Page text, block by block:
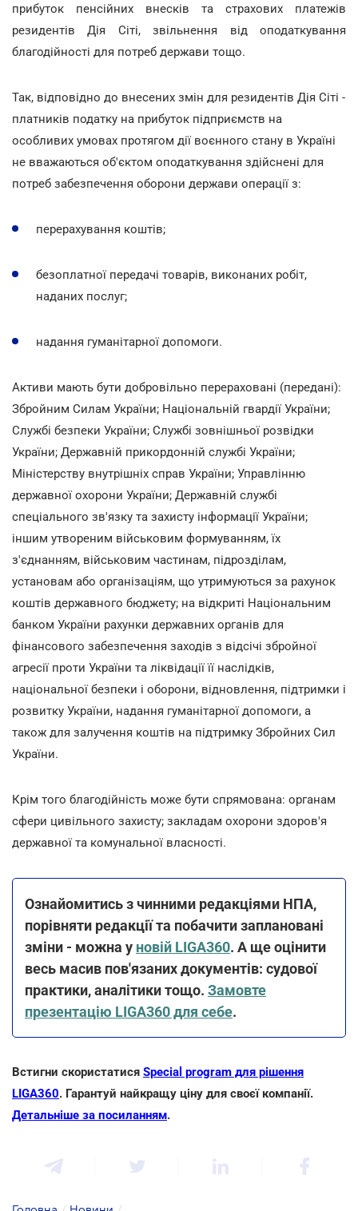
прибуток пенсійних внесків та страхових платежів
резидентів Дія Сіті, звільнення від оподаткування
благодійності для потреб держави тощо.
Так, відповідно до внесених змін для резидентів Дія Сіті -
платників податку на прибуток підприємств на
особливих умовах протягом дії воєнного стану в Україні
не вважаються об'єктом оподаткування здійснені для
потреб забезпечення оборони держави операції з:
перерахування коштів;
безоплатної передачі товарів, виконаних робіт,
наданих послуг;
надання гуманітарної допомоги.
Активи мають бути добровільно перераховані (передані):
Збройним Силам України; Національній гвардії України;
Службі безпеки України; Службі зовнішньої розвідки
України; Державній прикордонній службі України;
Міністерству внутрішніх справ України; Управлінню
державної охорони України; Державній службі
спеціального зв'язку та захисту інформації України;
іншим утвореним військовим формуванням, їх
з'єднанням, військовим частинам, підрозділам,
установам або організаціям, що утримуються за рахунок
коштів державного бюджету; на відкриті Національним
банком України рахунки державних органів для
фінансового забезпечення заходів з відсічі збройної
агресії проти України та ліквідації її наслідків,
національної безпеки і оборони, відновлення, підтримки і
розвитку України, надання гуманітарної допомоги, а
також для залучення коштів на підтримку Збройних Сил
України.
Крім того благодійність може бути спрямована: органам
сфери цивільного захисту; закладам охорони здоров'я
державної та комунальної власності.
Ознайомитись з чинними редакціями НПА,
порівняти редакції та побачити заплановані
зміни - можна у новій LIGA360. А ще оцінити
весь масив пов'язаних документів: судової
практики, аналітики тощо. Замовте
презентацію LIGA360 для себе.
Встигни скористатися Special program для рішення
LIGA360. Гарантуй найкращу ціну для своєї компанії.
Детальніше за посиланням.